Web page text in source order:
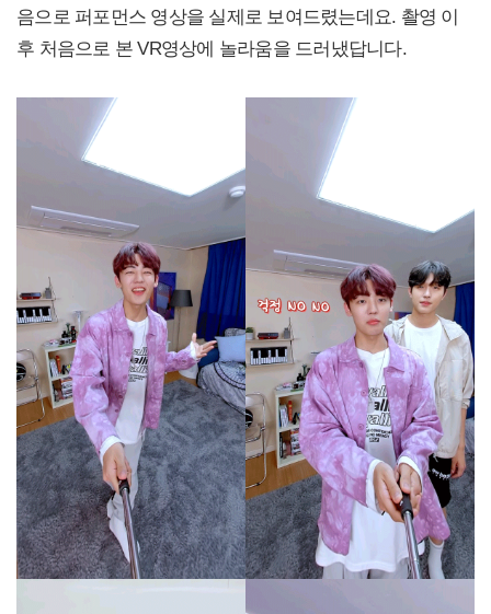
음으로 퍼포먼스 영상을 실제로 보여드렸는데요. 촬영 이
후 처음으로 본 VR영상에 놀라움을 드러냈답니다.